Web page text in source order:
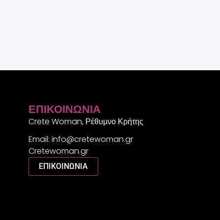
ΕΠΙΚΟΙΝΩΝΊΑ
Crete Woman, Ρέθυμνο Κρήτης
Email: info@cretewoman.gr
Cretewoman.gr
ΕΠΙΚΟΙΝΩΝΙΑ